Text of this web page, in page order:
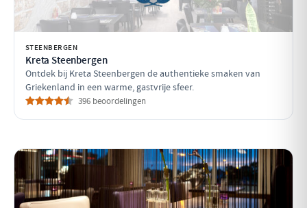
STEENBERGEN
Kreta Steenbergen
Ontdek bij Kreta Steenbergen de authentieke smaken van
Griekenland in een warme, gastvrije sfeer.
396 beoordelingen